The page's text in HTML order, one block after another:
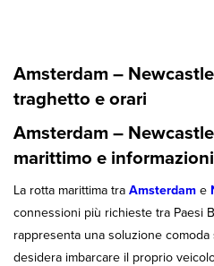
Amsterdam –
traghetto e orari
Amsterdam –
marittimo e
La rotta marittima tra Amsterdam e
connessioni più richieste tra Paesi
rappresenta una soluzione
desidera imbarcare il proprio